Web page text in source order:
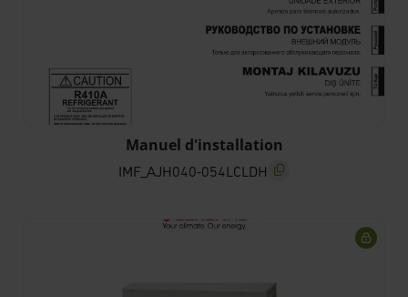
IMF_AJH040-054LCLDH screenreader.copy title
Manuel d'installation